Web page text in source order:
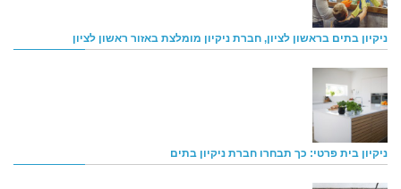
ניקיון בתים בראשון לציון, חברת ניקיון מומלצת באזור ראשון לציון
ניקיון בית פרטי: כך תבחרו חברת ניקיון בתים